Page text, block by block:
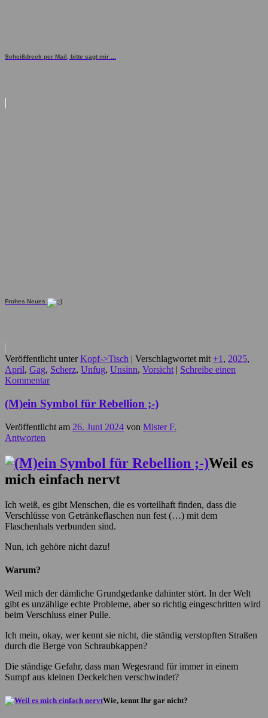
Scheißdreck per Mail, bitte sagt mir ...
Frohes Neues
Veröffentlicht unter Kopf->Tisch | Verschlagwortet mit +1 , 2025,
April, Gag, Scherz, Unfug, Unsinn, Vorsicht | Schreibe einen
Kommentar
(M)ein Symbol für Rebellion ;-)
Veröffentlicht am 26. Juni 2024 von Mister F.
Antworten
Weil es
mich einfach nervt
Ich weiß, es gibt Menschen, die es vorteilhaft finden, dass die
Verschlüsse von Getränkeflaschen nun fest (…) mit dem
Flaschenhals verbunden sind.
Nun, ich gehöre nicht dazu!
Warum?
Weil mich der dämliche Grundgedanke dahinter stört. In der Welt
gibt es unzählige echte Probleme, aber so richtig eingeschritten wird
beim Verschluss einer Pulle.
Ich mein, okay, wer kennt sie nicht, die ständig verstopften Straßen
durch die Berge von Schraubkappen?
Die ständige Gefahr, dass man Wegesrand für immer in einem
Sumpf aus kleinen Deckelchen verschwindet?
Wie, kennt Ihr gar nicht?